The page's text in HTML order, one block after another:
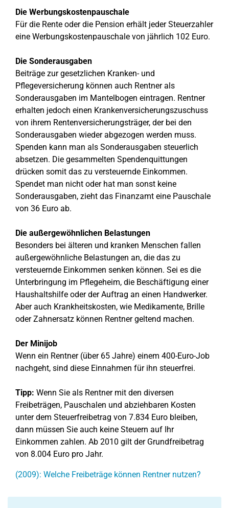
Die Werbungskostenpauschale
Für die Rente oder die Pension erhält jeder Steuerzahler
eine Werbungskostenpauschale von jährlich 102 Euro.
Die Sonderausgaben
Beiträge zur gesetzlichen Kranken- und
Pflegeversicherung können auch Rentner als
Sonderausgaben im Mantelbogen eintragen. Rentner
erhalten jedoch einen Krankenversicherungszuschuss
von ihrem Rentenversicherungsträger, der bei den
Sonderausgaben wieder abgezogen werden muss.
Spenden kann man als Sonderausgaben steuerlich
absetzen. Die gesammelten Spendenquittungen
drücken somit das zu versteuernde Einkommen.
Spendet man nicht oder hat man sonst keine
Sonderausgaben, zieht das Finanzamt eine Pauschale
von 36 Euro ab.
Die außergewöhnlichen Belastungen
Besonders bei älteren und kranken Menschen fallen
außergewöhnliche Belastungen an, die das zu
versteuernde Einkommen senken können. Sei es die
Unterbringung im Pflegeheim, die Beschäftigung einer
Haushaltshilfe oder der Auftrag an einen Handwerker.
Aber auch Krankheitskosten, wie Medikamente, Brille
oder Zahnersatz können Rentner geltend machen.
Der Minijob
Wenn ein Rentner (über 65 Jahre) einem 400-Euro-Job
nachgeht, sind diese Einnahmen für ihn steuerfrei.
Tipp: Wenn Sie als Rentner mit den diversen
Freibeträgen, Pauschalen und abziehbaren Kosten
unter dem Steuerfreibetrag von 7.834 Euro bleiben,
dann müssen Sie auch keine Steuern auf Ihr
Einkommen zahlen. Ab 2010 gilt der Grundfreibetrag
von 8.004 Euro pro Jahr.
(2009): Welche Freibeträge können Rentner nutzen?